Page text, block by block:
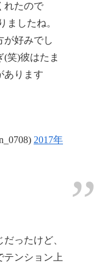
れたので
ましたね。
が好みでし
笑)彼はたま
あります
2017年
ったけど、
テンション上